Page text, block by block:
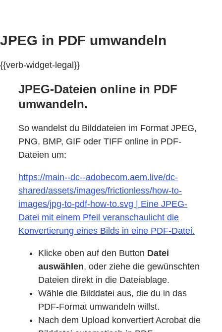
JPEG in PDF umwandeln
{{verb-widget-legal}}
JPEG-Dateien online in PDF
umwandeln.
So wandelst du Bilddateien im Format JPEG,
PNG, BMP, GIF oder TIFF online in PDF-
Dateien um:
https://main--dc--adobecom.aem.live/dc-
shared/assets/images/frictionless/how-to-
images/jpg-to-pdf-how-to.svg | Eine JPEG-
Datei mit einem Pfeil veranschaulicht die
Konvertierung eines Bilds in eine PDF-Datei.
Klicke oben auf den Button Datei
auswählen, oder ziehe die gewünschten
Dateien direkt in die Dateiablage.
Wähle die Bilddatei aus, die du in das
PDF-Format umwandeln willst.
Nach dem Upload konvertiert Acrobat die